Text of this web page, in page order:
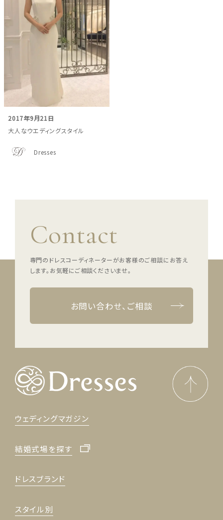
結婚式場を探す
ドレスブランド
スタイル別
フォトウエディング
神社結婚式
2017年9月21日
大人なウエディングスタイル
Dresses
Contact
専門のドレスコーディネーターがお客様のご相談にお答え
します。 お気軽にご相談くださいませ。
お問い合わせ、ご相談
ウェディングマガジン
結婚式場を探す
ドレスブランド
スタイル別